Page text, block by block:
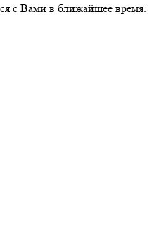
с Вами в ближайшее время.